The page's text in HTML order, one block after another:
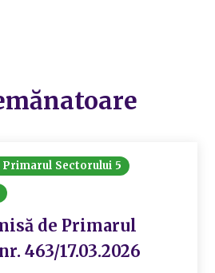
Sectorului 5
de Primarul
463/17.03.2026